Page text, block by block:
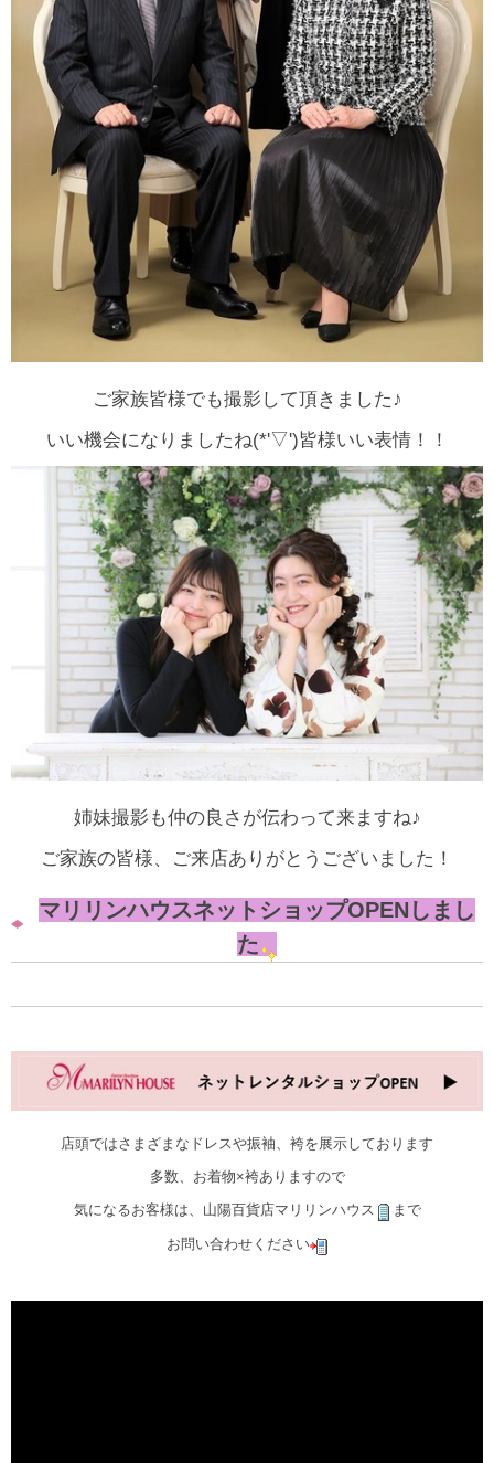
ご家族皆様でも撮影して頂きました♪
いい機会になりましたね(*'▽')皆様いい表情！！
姉妹撮影も仲の良さが伝わって来ますね♪
ご家族の皆様、ご来店ありがとうございました！
マリリンハウスネットショップOPENしまし
た
店頭ではさまざまなドレスや振袖、袴を展示しております
多数、お着物×袴ありますので
気になるお客様は、山陽百貨店マリリンハウス まで
お問い合わせください